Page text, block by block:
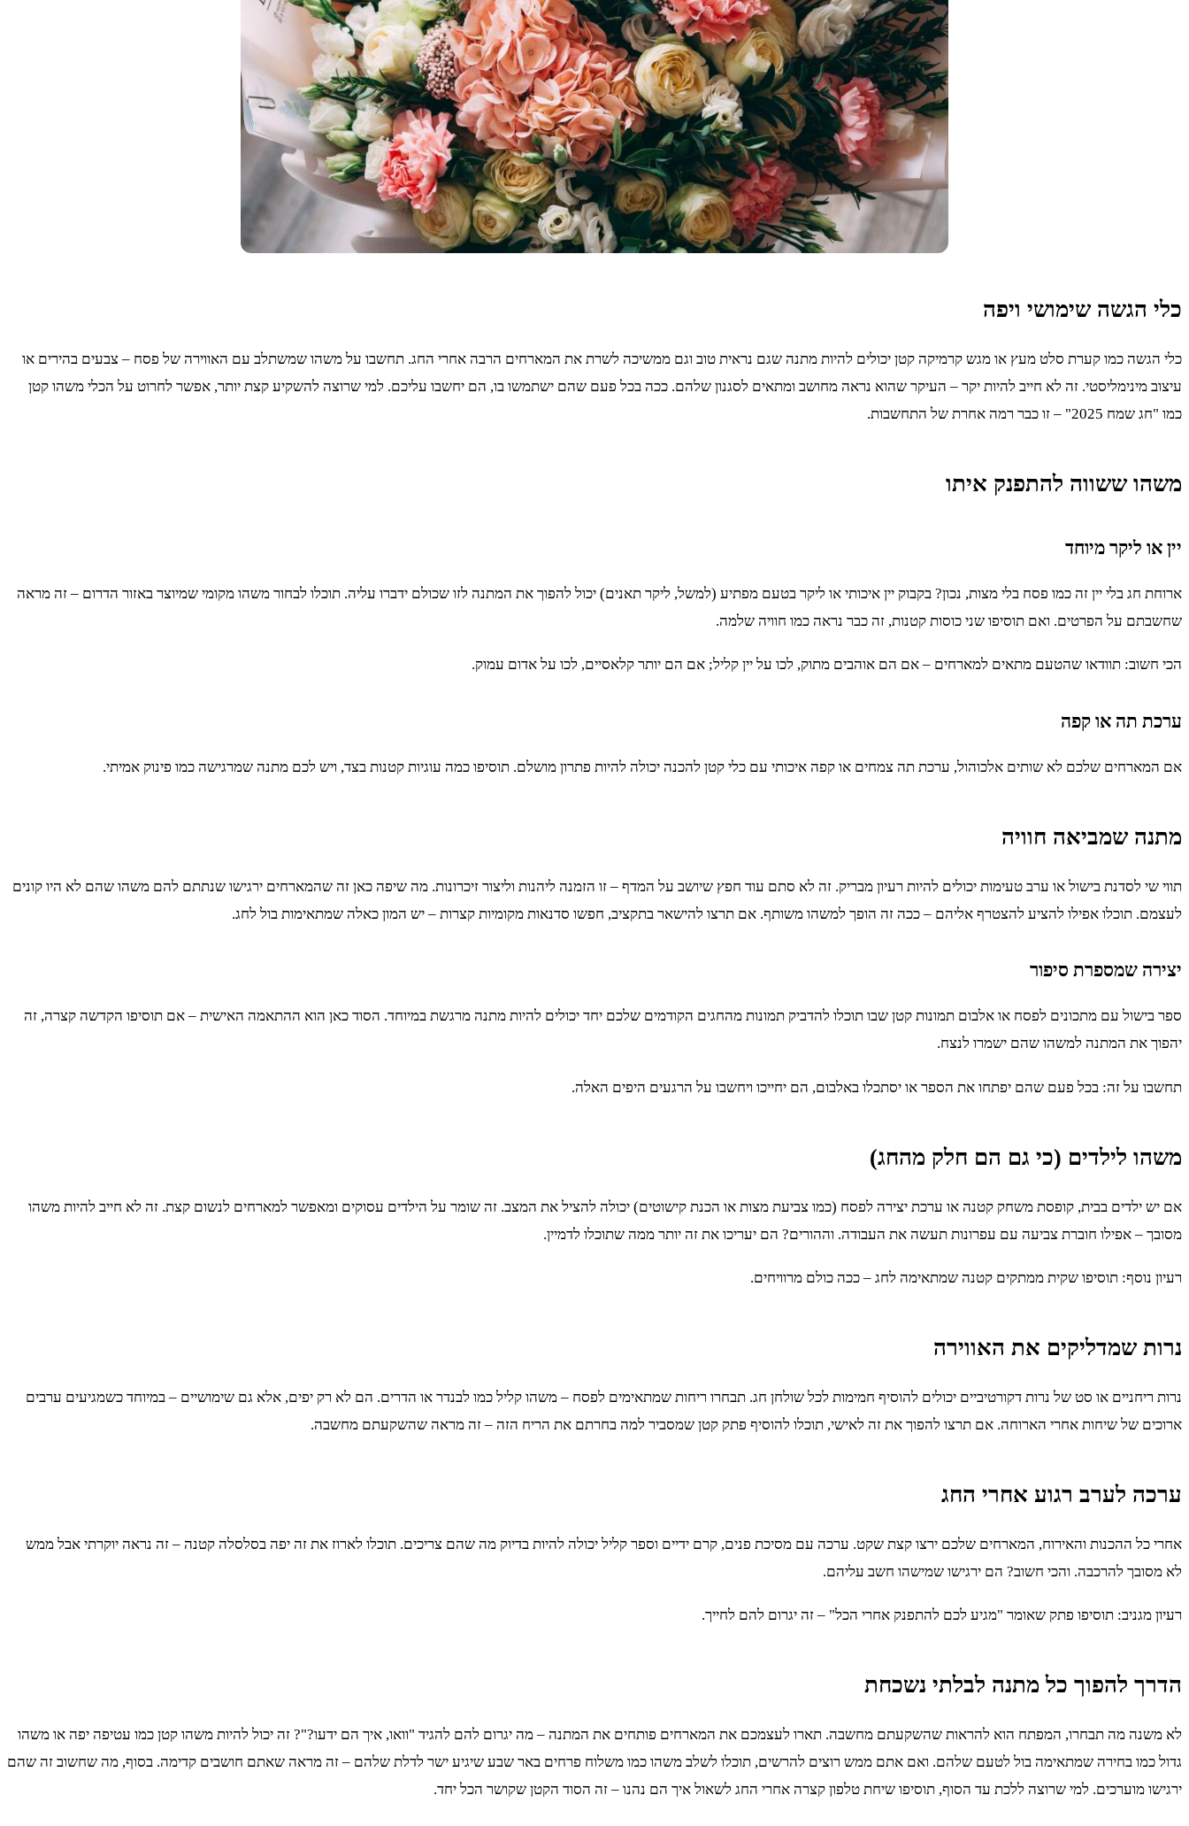
כלי הגשה שימושי ויפה
כלי הגשה כמו קערת סלט מעץ או מגש קרמיקה קטן יכולים להיות מתנה שגם נראית טוב וגם ממשיכה לשרת את המארחים הרבה אחרי החג. תחשבו על משהו שמשתלב עם האווירה של פסח – צבעים בהירים או
עיצוב מינימליסטי. זה לא חייב להיות יקר – העיקר שהוא נראה מחושב ומתאים לסגנון שלהם. ככה בכל פעם שהם ישתמשו בו, הם יחשבו עליכם. למי שרוצה להשקיע קצת יותר, אפשר לחרוט על הכלי משהו קטן
כמו "חג שמח 2025" – זו כבר רמה אחרת של התחשבות.
משהו ששווה להתפנק איתו
יין או ליקר מיוחד
ארוחת חג בלי יין זה כמו פסח בלי מצות, נכון? בקבוק יין איכותי או ליקר בטעם מפתיע (למשל, ליקר תאנים) יכול להפוך את המתנה לזו שכולם ידברו עליה. תוכלו לבחור משהו מקומי שמיוצר באזור הדרום – זה מראה
שחשבתם על הפרטים. ואם תוסיפו שני כוסות קטנות, זה כבר נראה כמו חוויה שלמה.
הכי חשוב: תוודאו שהטעם מתאים למארחים – אם הם אוהבים מתוק, לכו על יין קליל; אם הם יותר קלאסיים, לכו על אדום עמוק.
ערכת תה או קפה
אם המארחים שלכם לא שותים אלכוהול, ערכת תה צמחים או קפה איכותי עם כלי קטן להכנה יכולה להיות פתרון מושלם. תוסיפו כמה עוגיות קטנות בצד, ויש לכם מתנה שמרגישה כמו פינוק אמיתי.
מתנה שמביאה חוויה
תווי שי לסדנת בישול או ערב טעימות יכולים להיות רעיון מבריק. זה לא סתם עוד חפץ שיושב על המדף – זו הזמנה ליהנות וליצור זיכרונות. מה שיפה כאן זה שהמארחים ירגישו שנתתם להם משהו שהם לא היו קונים
לעצמם. תוכלו אפילו להציע להצטרף אליהם – ככה זה הופך למשהו משותף. אם תרצו להישאר בתקציב, חפשו סדנאות מקומיות קצרות – יש המון כאלה שמתאימות בול לחג.
יצירה שמספרת סיפור
ספר בישול עם מתכונים לפסח או אלבום תמונות קטן שבו תוכלו להדביק תמונות מהחגים הקודמים שלכם יחד יכולים להיות מתנה מרגשת במיוחד. הסוד כאן הוא ההתאמה האישית – אם תוסיפו הקדשה קצרה, זה
יהפוך את המתנה למשהו שהם ישמרו לנצח.
תחשבו על זה: בכל פעם שהם יפתחו את הספר או יסתכלו באלבום, הם יחייכו ויחשבו על הרגעים היפים האלה.
משהו לילדים (כי גם הם חלק מהחג)
אם יש ילדים בבית, קופסת משחק קטנה או ערכת יצירה לפסח (כמו צביעת מצות או הכנת קישוטים) יכולה להציל את המצב. זה שומר על הילדים עסוקים ומאפשר למארחים לנשום קצת. זה לא חייב להיות משהו
מסובך – אפילו חוברת צביעה עם עפרונות תעשה את העבודה. וההורים? הם יעריכו את זה יותר ממה שתוכלו לדמיין.
רעיון נוסף: תוסיפו שקית ממתקים קטנה שמתאימה לחג – ככה כולם מרוויחים.
נרות שמדליקים את האווירה
נרות ריחניים או סט של נרות דקורטיביים יכולים להוסיף חמימות לכל שולחן חג. תבחרו ריחות שמתאימים לפסח – משהו קליל כמו לבנדר או הדרים. הם לא רק יפים, אלא גם שימושיים – במיוחד כשמגיעים ערבים
ארוכים של שיחות אחרי הארוחה. אם תרצו להפוך את זה לאישי, תוכלו להוסיף פתק קטן שמסביר למה בחרתם את הריח הזה – זה מראה שהשקעתם מחשבה.
ערכה לערב רגוע אחרי החג
אחרי כל ההכנות והאירוח, המארחים שלכם ירצו קצת שקט. ערכה עם מסיכת פנים, קרם ידיים וספר קליל יכולה להיות בדיוק מה שהם צריכים. תוכלו לארוז את זה יפה בסלסלה קטנה – זה נראה יוקרתי אבל ממש
לא מסובך להרכבה. והכי חשוב? הם ירגישו שמישהו חשב עליהם.
רעיון מגניב: תוסיפו פתק שאומר "מגיע לכם להתפנק אחרי הכל" – זה יגרום להם לחייך.
הדרך להפוך כל מתנה לבלתי נשכחת
לא משנה מה תבחרו, המפתח הוא להראות שהשקעתם מחשבה. תארו לעצמכם את המארחים פותחים את המתנה – מה יגרום להם להגיד "וואו, איך הם ידעו?"? זה יכול להיות משהו קטן כמו עטיפה יפה או משהו
גדול כמו בחירה שמתאימה בול לטעם שלהם. ואם אתם ממש רוצים להרשים, תוכלו לשלב משהו כמו משלוח פרחים באר שבע שיגיע ישר לדלת שלהם – זה מראה שאתם חושבים קדימה. בסוף, מה שחשוב זה שהם
ירגישו מוערכים. למי שרוצה ללכת עד הסוף, תוסיפו שיחת טלפון קצרה אחרי החג לשאול איך הם נהנו – זה הסוד הקטן שקושר הכל יחד.